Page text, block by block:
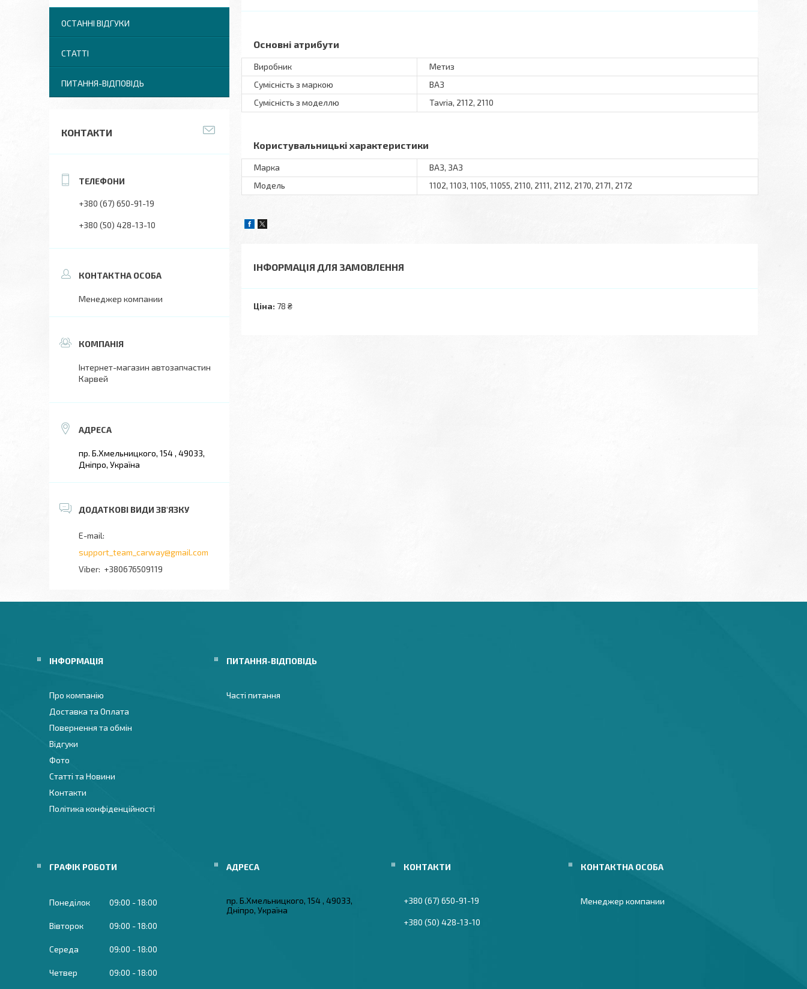
Основні атрибути
Виробник
Метиз
Сумісність з маркою
ВАЗ
Сумісність з моделлю
Tavria, 2112, 2110
Користувальницькі характеристики
Марка
ВАЗ, ЗАЗ
Мoдель
1102, 1103, 1105, 11055, 2110, 2111, 2112, 2170, 2171, 2172
ІНФОРМАЦІЯ ДЛЯ ЗАМОВЛЕННЯ
Ціна: 78 ₴
ОСТАННІ ВІДГУКИ
СТАТТІ
ПИТАННЯ-ВІДПОВІДЬ
КОНТАКТИ
+380 (67) 650-91-19
+380 (50) 428-13-10
Менеджер компании
Інтернет-магазин автозапчастин
Карвей
пр. Б.Хмельницкого, 154 , 49033,
Дніпро, Україна
support_team_carway@gmail.com
+380676509119
ІНФОРМАЦІЯ
Про компанію
Доставка та Оплата
Повернення та обмін
Відгуки
Фото
Статті та Новини
Контакти
Політика конфіденційності
ПИТАННЯ-ВІДПОВІДЬ
Часті питання
ГРАФІК РОБОТИ
Понеділок 09:00 18:00
Вівторок 09:00 18:00
Середа 09:00 18:00
Четвер 09:00 18:00
пр. Б.Хмельницкого, 154 , 49033,
Дніпро, Україна
+380 (67) 650-91-19
+380 (50) 428-13-10
Менеджер компании